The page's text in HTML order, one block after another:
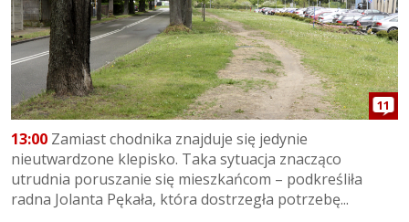
11
13:00 Zamiast chodnika znajduje się jedynie
nieutwardzone klepisko. Taka sytuacja znacząco
utrudnia poruszanie się mieszkańcom – podkreśliła
radna Jolanta Pękała, która dostrzegła potrzebę...